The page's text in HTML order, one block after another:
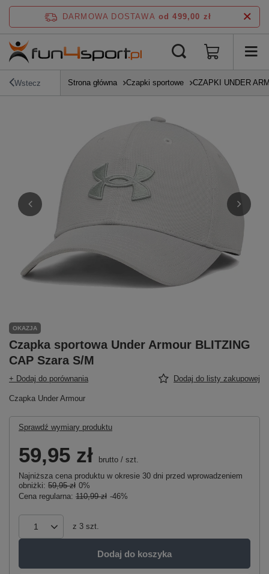
DARMOWA DOSTAWA od 499,00 zł
Wstecz Strona główna Czapki sportowe CZAPKI UNDER
OKAZJA
Czapka sportowa Under Armour BLITZING
CAP Szara S/M
+ Dodaj do porównania Dodaj do listy zakupowej
Czapka Under Armour
Sprawdź wymiary produktu
59,95 zł brutto / szt.
Najniższa cena produktu w okresie 30 dni przed wprowadzeniem
obniżki: 59,95 zł 0%
Cena regularna: 110,99 zł -46%
z 3 szt.
Dodaj do koszyka